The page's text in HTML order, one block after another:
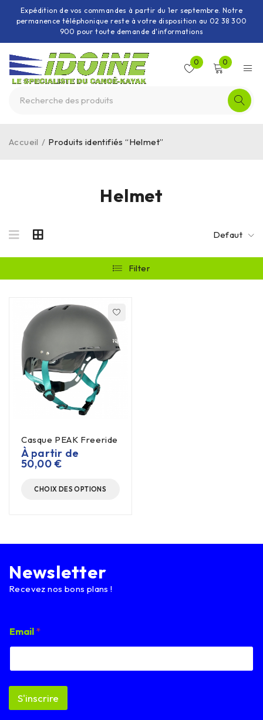
Expédition de vos commandes à partir du 1er septembre. Notre
permanence téléphonique reste à votre disposition au 02 38 300
900 pour toute demande d'informations
0 0
Helmet
Accueil / Produits identifiés “Helmet”
Defaut
Filter
Casque PEAK Freeride
À partir de
50,00€
CHOIX DES OPTIONS
Newsletter
Recevez nos bons plans !
m
a
l
E
a
Email *
S'inscrire